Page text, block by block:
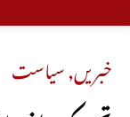
خبریں,سیاست